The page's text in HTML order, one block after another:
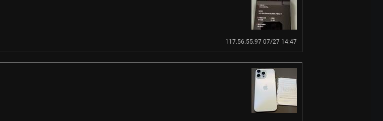
117.56.55.97 07/27 14:47